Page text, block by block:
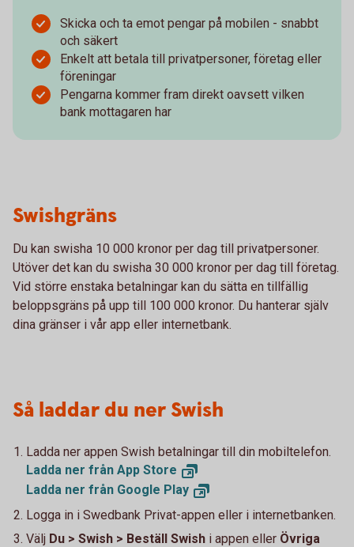
Skicka och ta emot pengar på mobilen - snabbt
och säkert
Enkelt att betala till privatpersoner, företag eller
föreningar
Pengarna kommer fram direkt oavsett vilken
bank mottagaren har
Swishgräns
Du kan swisha 10 000 kronor per dag till privatpersoner.
Utöver det kan du swisha 30 000 kronor per dag till företag.
Vid större enstaka betalningar kan du sätta en tillfällig
beloppsgräns på upp till 100 000 kronor. Du hanterar själv
dina gränser i vår app eller internetbank.
Så laddar du ner Swish
Ladda ner appen Swish betalningar till din mobiltelefon.
Ladda ner från App Store
Ladda ner från Google Play
Logga in i Swedbank Privat-appen eller i internetbanken.
Välj Du > Swish > Beställ Swish i appen eller Övriga